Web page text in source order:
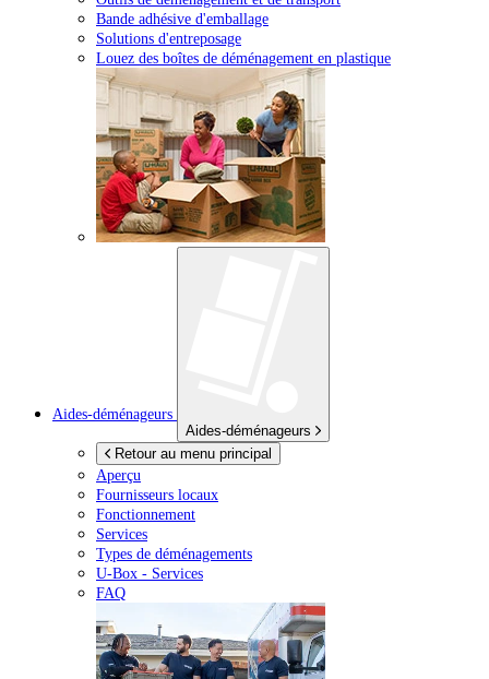
Bande adhésive d'emballage
Solutions d'entreposage
Louez des boîtes de déménagement en plastique
Aides-déménageurs
Aides-déménageurs
Retour au menu principal
Aperçu
Fournisseurs locaux
Fonctionnement
Services
Types de déménagements
U-Box - Services
FAQ